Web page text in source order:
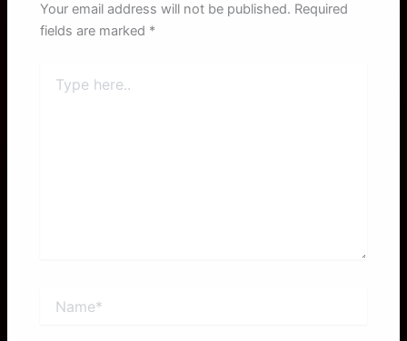
Your email address will not be published. Required
fields are marked *
here..